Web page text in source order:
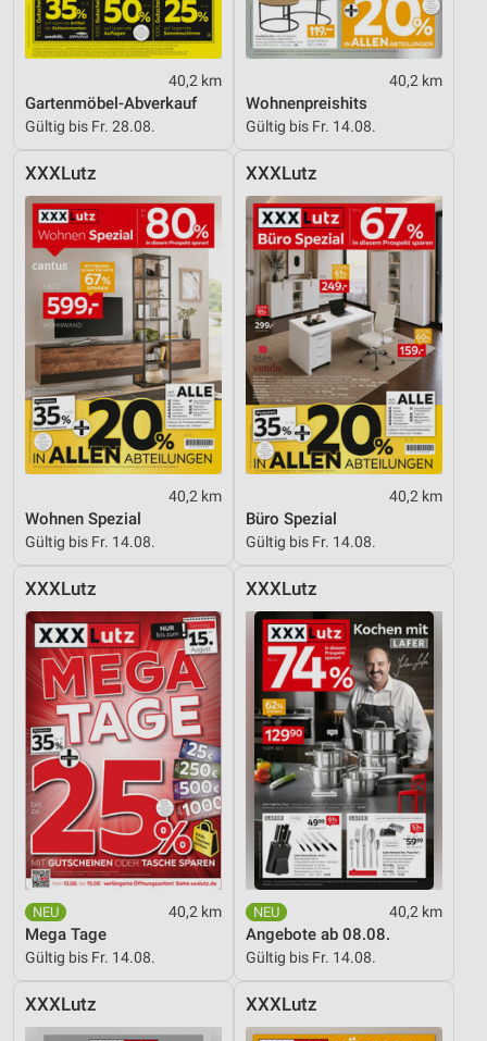
40,2 km
Gartenmöbel-Abverkauf
Gültig bis Fr. 28.08.
40,2 km
Wohnenpreishits
Gültig bis Fr. 14.08.
XXXLutz
40,2 km
Wohnen Spezial
Gültig bis Fr. 14.08.
XXXLutz
40,2 km
Büro Spezial
Gültig bis Fr. 14.08.
XXXLutz
40,2 km
Mega Tage
Gültig bis Fr. 14.08.
XXXLutz
40,2 km
Angebote ab 08.08.
Gültig bis Fr. 14.08.
XXXLutz XXXLutz
Entwicklung und Verbesserung der Angebote
Verwendung reduzierter Daten zur Auswahl von
IAB-Besonderheiten:
Geräte anhand von aktiv angeforderten
Informationen identifizieren
Nicht-IAB-Verarbeitungszwecke:
Notwendig
Performance
Funktional
Werbung